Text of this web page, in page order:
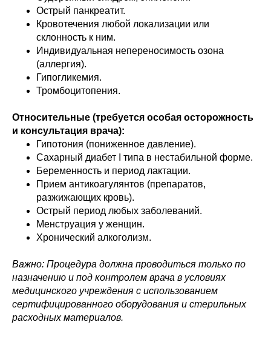
Острый панкреатит.
Кровотечения любой локализации или
склонность к ним.
Индивидуальная непереносимость озона
(аллергия).
Гипогликемия.
Тромбоцитопения.
Относительные (требуется особая осторожность
и консультация врача):
Гипотония (пониженное давление).
Сахарный диабет I типа в нестабильной форме.
Беременность и период лактации.
Прием антикоагулянтов (препаратов,
разжижающих кровь).
Острый период любых заболеваний.
Менструация у женщин.
Хронический алкоголизм.
Важно: Процедура должна проводиться только по
назначению и под контролем врача в условиях
медицинского учреждения с использованием
сертифицированного оборудования и стерильных
расходных материалов.